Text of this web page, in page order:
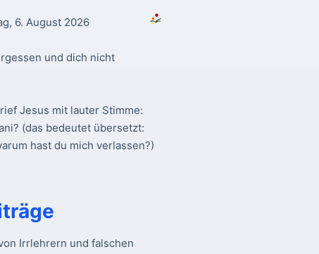
6. August 2026
und dich nicht
Jesus mit lauter Stimme:
(das bedeutet übersetzt:
hast du mich verlassen?)
Irrlehrern und falschen